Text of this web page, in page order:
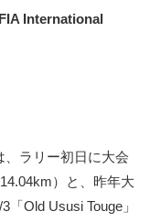
International
ラリー初日に大会
）と、昨年大
Old Ususi Touge」